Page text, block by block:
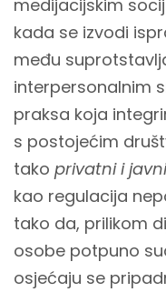
medijacijskim
kada se izvodi
među
interpersonalnim
praksa koja
s postojećim
tako privatni i
kao regulacija
tako da, prilikom
osobe potpuno
osjećaju se